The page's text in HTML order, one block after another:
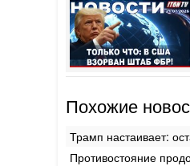
Похожие
Трамп настаивает:
Противостояние